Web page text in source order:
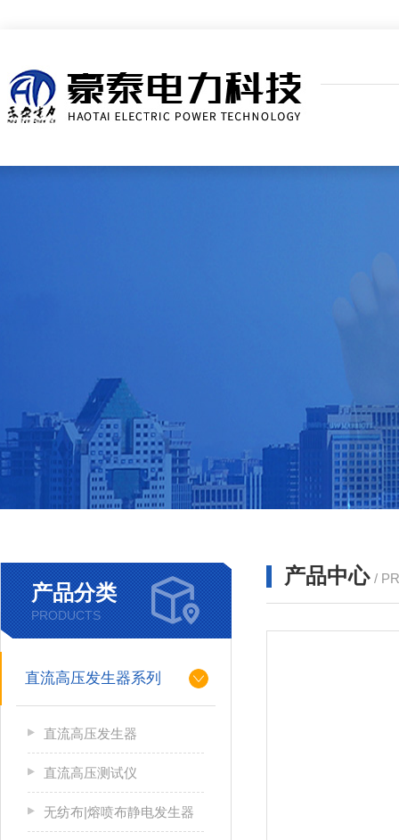
产品分类
PRODUCTS
直流高压发生器系列
直流高压发生器
直流高压测试仪
无纺布|熔喷布静电发生器
产品中心 /